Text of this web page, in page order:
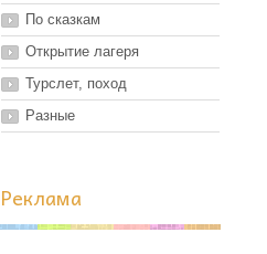
По сказкам
Открытие лагеря
Турслет, поход
Разные
Реклама